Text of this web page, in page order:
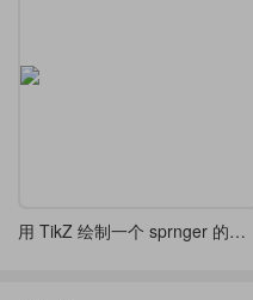
用 TikZ 绘制一个 sprnger 的书籍封面